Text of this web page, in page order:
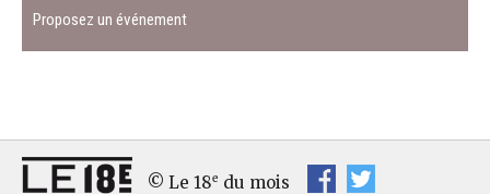
Proposez un événement
© Le 18e du mois